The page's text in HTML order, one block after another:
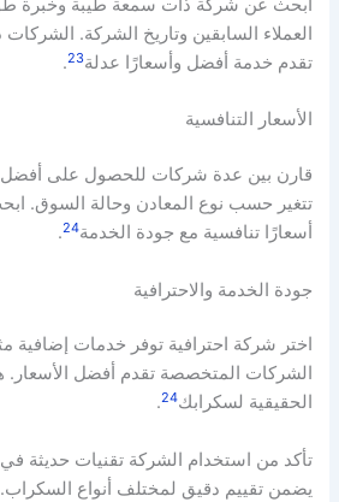
ابحث عن شركة ذات سمعة طيبة وخبرة
العملاء السابقين وتاريخ الشركة. الشركات
تقدم خدمة أفضل وأسعارًا عدلة23
.
الأسعار التنافسية
قارن بين عدة شركات للحصول على أفضل
تتغير حسب نوع المعادن وحالة السوق.
أسعارًا تنافسية مع جودة الخدمة24
.
جودة الخدمة والاحترافية
اختر شركة احترافية توفر خدمات إضافية
الشركات المتخصصة تقدم أفضل الأسعار.
الحقيقية لسكرابك24
.
تأكد من استخدام الشركة تقنيات حديثة
يضمن تقييم دقيق لمختلف أنواع السكراب.